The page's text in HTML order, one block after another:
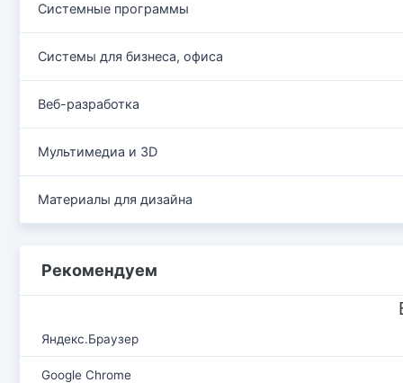
Системные программы
Системы для бизнеса, офиса
Веб-разработка
Мультимедиа и 3D
Материалы для дизайна
Рекомендуем
Яндекс.Браузер
Google Chrome